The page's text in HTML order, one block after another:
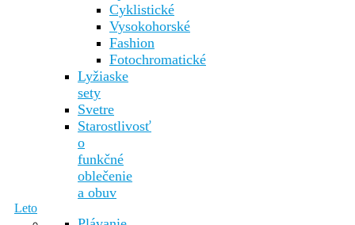
Cyklistické
Vysokohorské
Fashion
Fotochromatické
Lyžiaske
sety
Svetre
Starostlivosť
o
funkčné
oblečenie
a obuv
Leto